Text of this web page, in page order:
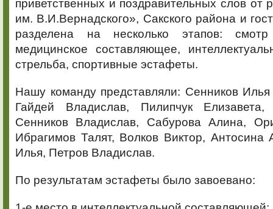
приветственных и поздравительных слов от
им. В.И.Вернадского», Сакского района и
разделена на несколько этапов:
медицинское составляющее,
стрельба, спортивные эстафеты.
Нашу команду представляли: Сенников
Гайдей Владислав, Пилипчук
Сенников Владислав, Сабурова Алина,
Ибрагимов Талят, Волков Виктор,
Илья, Петров Владислав.
По результатам эстафеты было завоевано: